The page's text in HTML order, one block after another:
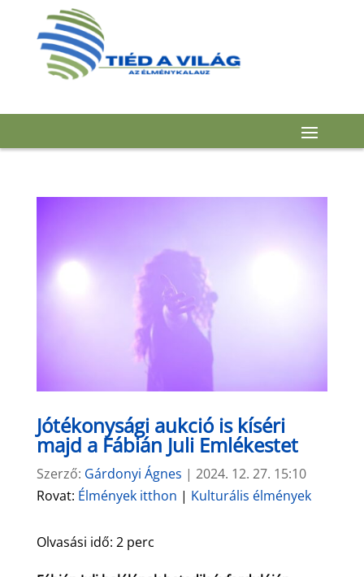
Jótékonysági aukció is kíséri
majd a Fábián Juli Emlékestet
Szerző: Gárdonyi Ágnes | 2024. 12. 27. 15:10
Rovat: Élmények itthon | Kulturális élmények
Olvasási idő: 2 perc